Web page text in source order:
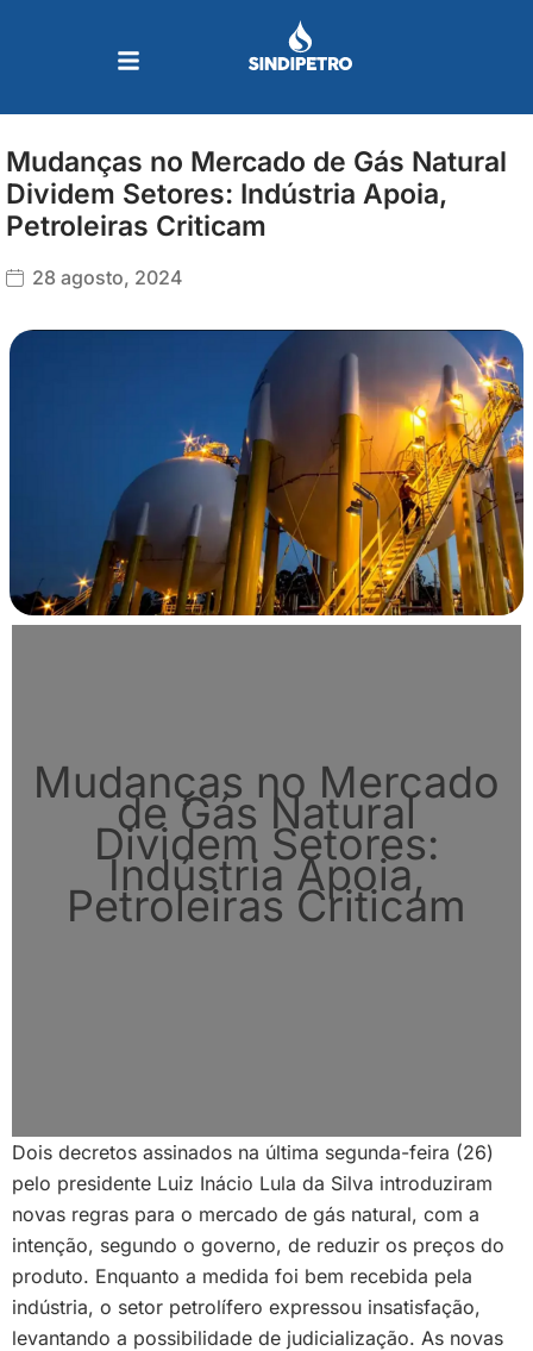
Mudanças no Mercado de Gás Natural
Dividem Setores: Indústria Apoia,
Petroleiras Criticam
28 agosto, 2024
Mudanças no Mercado
de Gás Natural
Dividem Setores:
Indústria Apoia,
Petroleiras Criticam
Dois decretos assinados na última segunda-feira (26)
pelo presidente Luiz Inácio Lula da Silva introduziram
novas regras para o mercado de gás natural, com a
intenção, segundo o governo, de reduzir os preços do
produto. Enquanto a medida foi bem recebida pela
indústria, o setor petrolífero expressou insatisfação,
levantando a possibilidade de judicialização. As novas